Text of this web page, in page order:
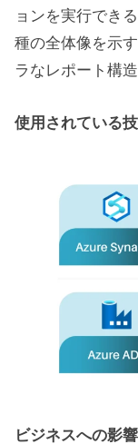
ョンを実行でき
種の全体像を示
ラなレポート構
使用されている
ビジネスへの影響